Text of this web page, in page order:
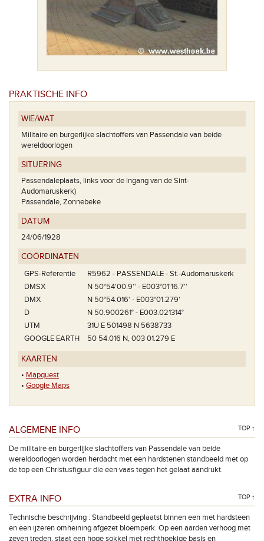
PRAKTISCHE INFO
WIE/WAT
Militaire en burgerlijke slachtoffers van Passendale van beide
wereldoorlogen
SITUERING
Passendaleplaats, links voor de ingang van de Sint-
Audomaruskerk)
Passendale, Zonnebeke
DATUM
24/06/1928
COÖRDINATEN
GPS-Referentie
R5962 - PASSENDALE - St.-Audomaruskerk
DMSX
N 50°54'00.9'' - E003°01'16.7''
DMX
N 50°54.016' - E003°01.279'
D
N 50.900261° - E003.021314°
UTM
31U E 501498 N 5638733
GOOGLE EARTH
50 54.016 N, 003 01.279 E
KAARTEN
• Mapquest
• Google Maps
ALGEMENE INFO TOP ↑
De militaire en burgerlijke slachtoffers van Passendale van beide
wereldoorlogen worden herdacht met een hardstenen standbeeld met op
de top een Christusfiguur die een vaas tegen het gelaat aandrukt.
EXTRA INFO TOP ↑
Technische beschrijving : Standbeeld geplaatst binnen een met hardsteen
en een ijzeren omheining afgezet bloemperk. Op een aarden verhoog met
zeven treden, staat een hoge sokkel met rechthoekige basis en